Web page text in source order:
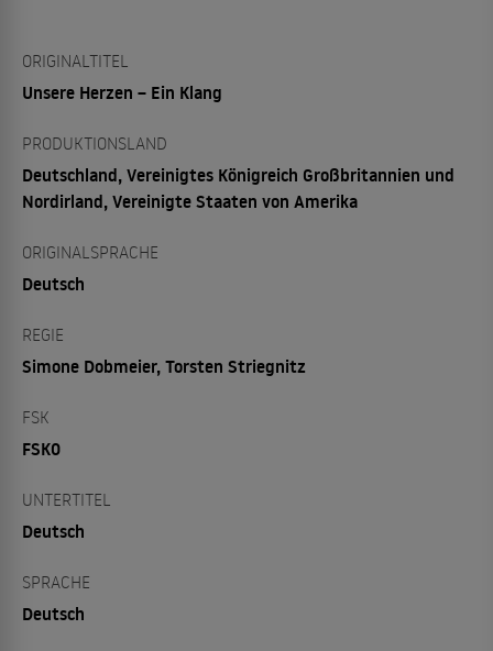
ORIGINALTITEL
Unsere Herzen – Ein Klang
PRODUKTIONSLAND
Deutschland, Vereinigtes Königreich Großbritannien und
Nordirland, Vereinigte Staaten von Amerika
ORIGINALSPRACHE
Deutsch
REGIE
Simone Dobmeier, Torsten Striegnitz
FSK
FSK0
UNTERTITEL
Deutsch
SPRACHE
Deutsch